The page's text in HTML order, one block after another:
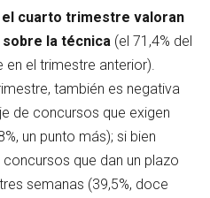
cuarto trimestre valoran
la técnica (el 71,4% del
el trimestre anterior).
también es negativa
de concursos que exigen
un punto más); si bien
que dan un plazo
semanas (39,5%, doce